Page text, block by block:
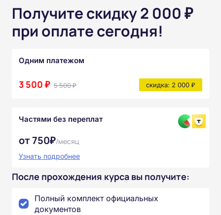
Получите скидку 2 000 ₽
при оплате сегодня!
Одним платежом
3 500 ₽ 5 500 ₽ скидка: 2 000 ₽
Частями без переплат
от 750₽/месяц
Узнать подробнее
После прохождения курса вы получите:
Полный комплект официальных
документов